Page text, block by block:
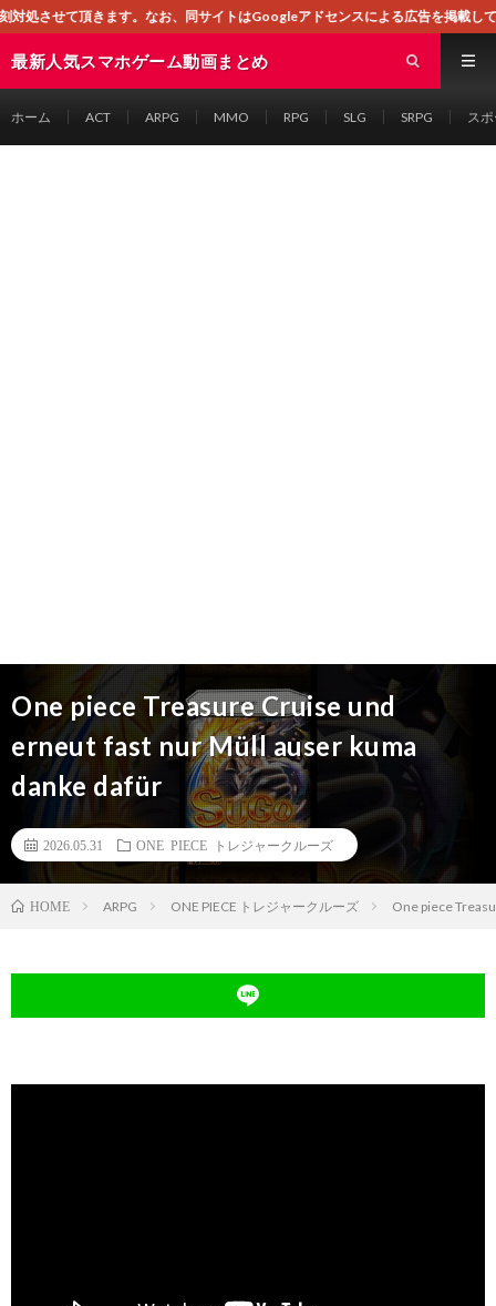
なお、同サイトはGoogleアドセンスによる広告を掲載しております。
最新人気スマホゲーム動画まとめ
ホーム ACT ARPG MMO RPG SLG SRPG ス
One piece Treasure Cruise und
erneut fast nur Müll auser kuma
danke dafür
2026.05.31 ONE PIECE トレジャークルーズ
HOME ARPG ONE PIECE トレジャークルーズ One piece